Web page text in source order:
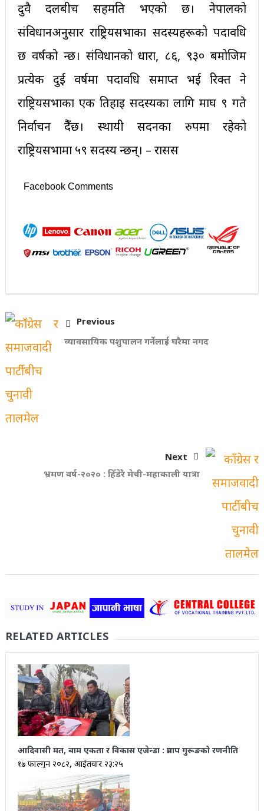
दुवै दलबीच सहमति भएको छ। नेपालको
संविधानअनुसार राष्ट्रियसभाका सदस्यहरूको पदावधि
छ वर्षको हुन्छ। संविधानको धारा, ८६, ९३० बमोजिम
प्रत्येक दुई वर्षमा पदावधि समाप्त भई रिक्त हुने
राष्ट्रियसभाका एक तिहाइ सदस्यका लागि माघ ९ गते
निर्वाचन हुँदैछ। स्थायी सदनका रुपमा रहेको
राष्ट्रियसभामा ५९ सदस्य हुन्छन्। – रासस
Facebook Comments
Previous
व्यावसायिक पशुपालन गर्नेलाई घरैमा नगद
Next
भ्रमण वर्ष-२०२० : हिँडेरै मेची-महाकाली यात्रा
RELATED ARTICLES
आदिवासी मत, बाम एकता र विकास एजेन्डा : प्रताप गुरूङको रणनीति
१७ फाल्गुन २०८२, आईतवार २३:२५